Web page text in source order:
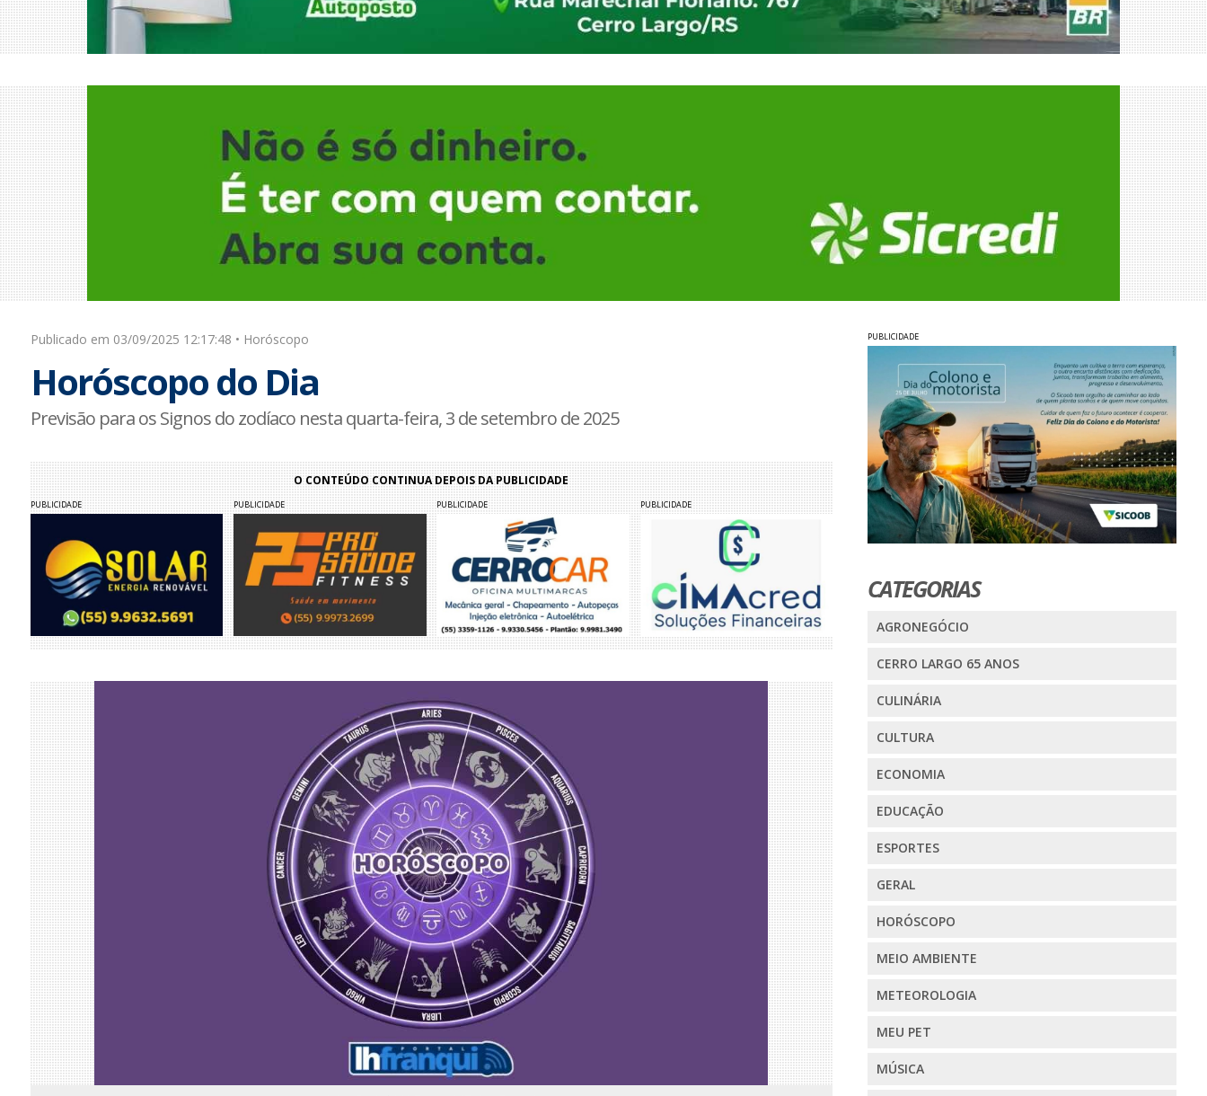
Publicado em 03/09/2025 12:17:48 • Horóscopo
Horóscopo do Dia
Previsão para os Signos do zodíaco nesta quarta-feira, 3 de setembro de 2025
O CONTEÚDO CONTINUA DEPOIS DA PUBLICIDADE
PUBLICIDADE PUBLICIDADE PUBLICIDADE PUBLICIDADE
PUBLICIDADE
CATEGORIAS
AGRONEGÓCIO
CERRO LARGO 65 ANOS
CULINÁRIA
CULTURA
ECONOMIA
EDUCAÇÃO
ESPORTES
GERAL
HORÓSCOPO
MEIO AMBIENTE
METEOROLOGIA
MEU PET
MÚSICA